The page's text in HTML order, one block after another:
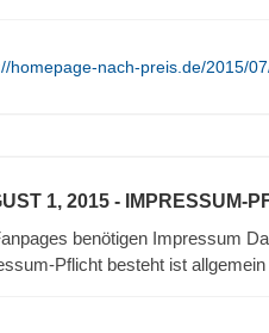
homepage-nach-preis.de/2015/
1, 2015 - IMPRESSUM-
benötigen Impressum
Pflicht besteht ist